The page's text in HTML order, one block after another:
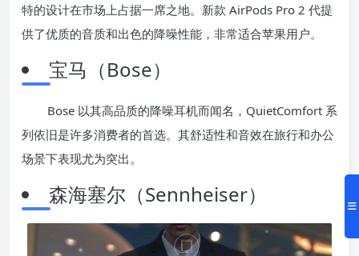
特的设计在市场上占据一席之地。新款 AirPods Pro 2 代提
供了优质的音质和出色的降噪性能，非常适合苹果用户。
宝马（Bose）
Bose 以其高品质的降噪耳机而闻名，QuietComfort 系
列依旧是许多消费者的首选。其舒适性和音效在旅行和办公
场景下表现尤为突出。
森海塞尔（Sennheiser）